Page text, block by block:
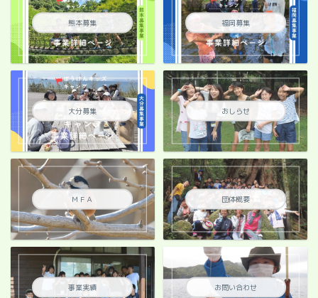
熊本募集 福岡募集
大分募集 おしらせ
ＭＦＡ 団体概要
事業実績 お問い合わせ